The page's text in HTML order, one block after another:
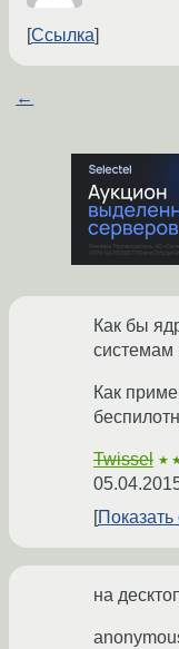
Ссылка
←
Как бы
системам
Как
Twissel
Показать
на